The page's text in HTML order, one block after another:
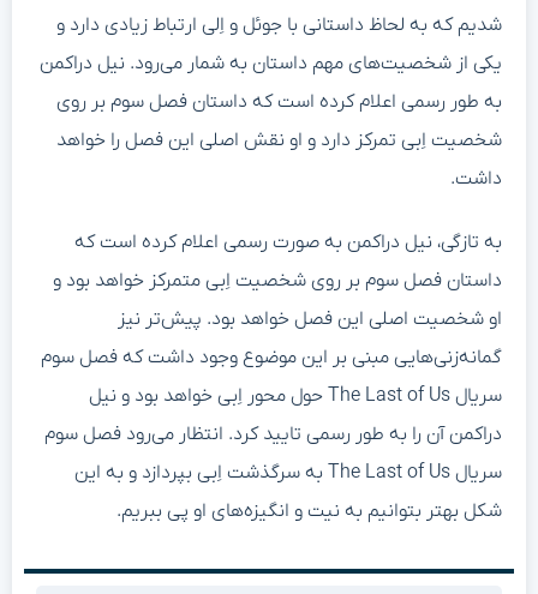
شدیم که به لحاظ داستانی با جوئل و اِلی ارتباط زیادی دارد و
یکی از شخصیت‌های مهم داستان به شمار می‌رود. نیل دراکمن
به طور رسمی اعلام کرده است که داستان فصل سوم بر روی
شخصیت اِبی تمرکز دارد و او نقش اصلی این فصل را خواهد
داشت.
به تازگی، نیل دراکمن به صورت رسمی اعلام کرده است که
داستان فصل سوم بر روی شخصیت اِبی متمرکز خواهد بود و
او شخصیت اصلی این فصل خواهد بود. پیش‌تر نیز
گمانه‌زنی‌هایی مبنی بر این موضوع وجود داشت که فصل سوم
سریال The Last of Us حول محور اِبی خواهد بود و نیل
دراکمن آن را به طور رسمی تایید کرد. انتظار می‌رود فصل سوم
سریال The Last of Us به سرگذشت اِبی بپردازد و به این
شکل بهتر بتوانیم به نیت و انگیزه‌های او پی ببریم.